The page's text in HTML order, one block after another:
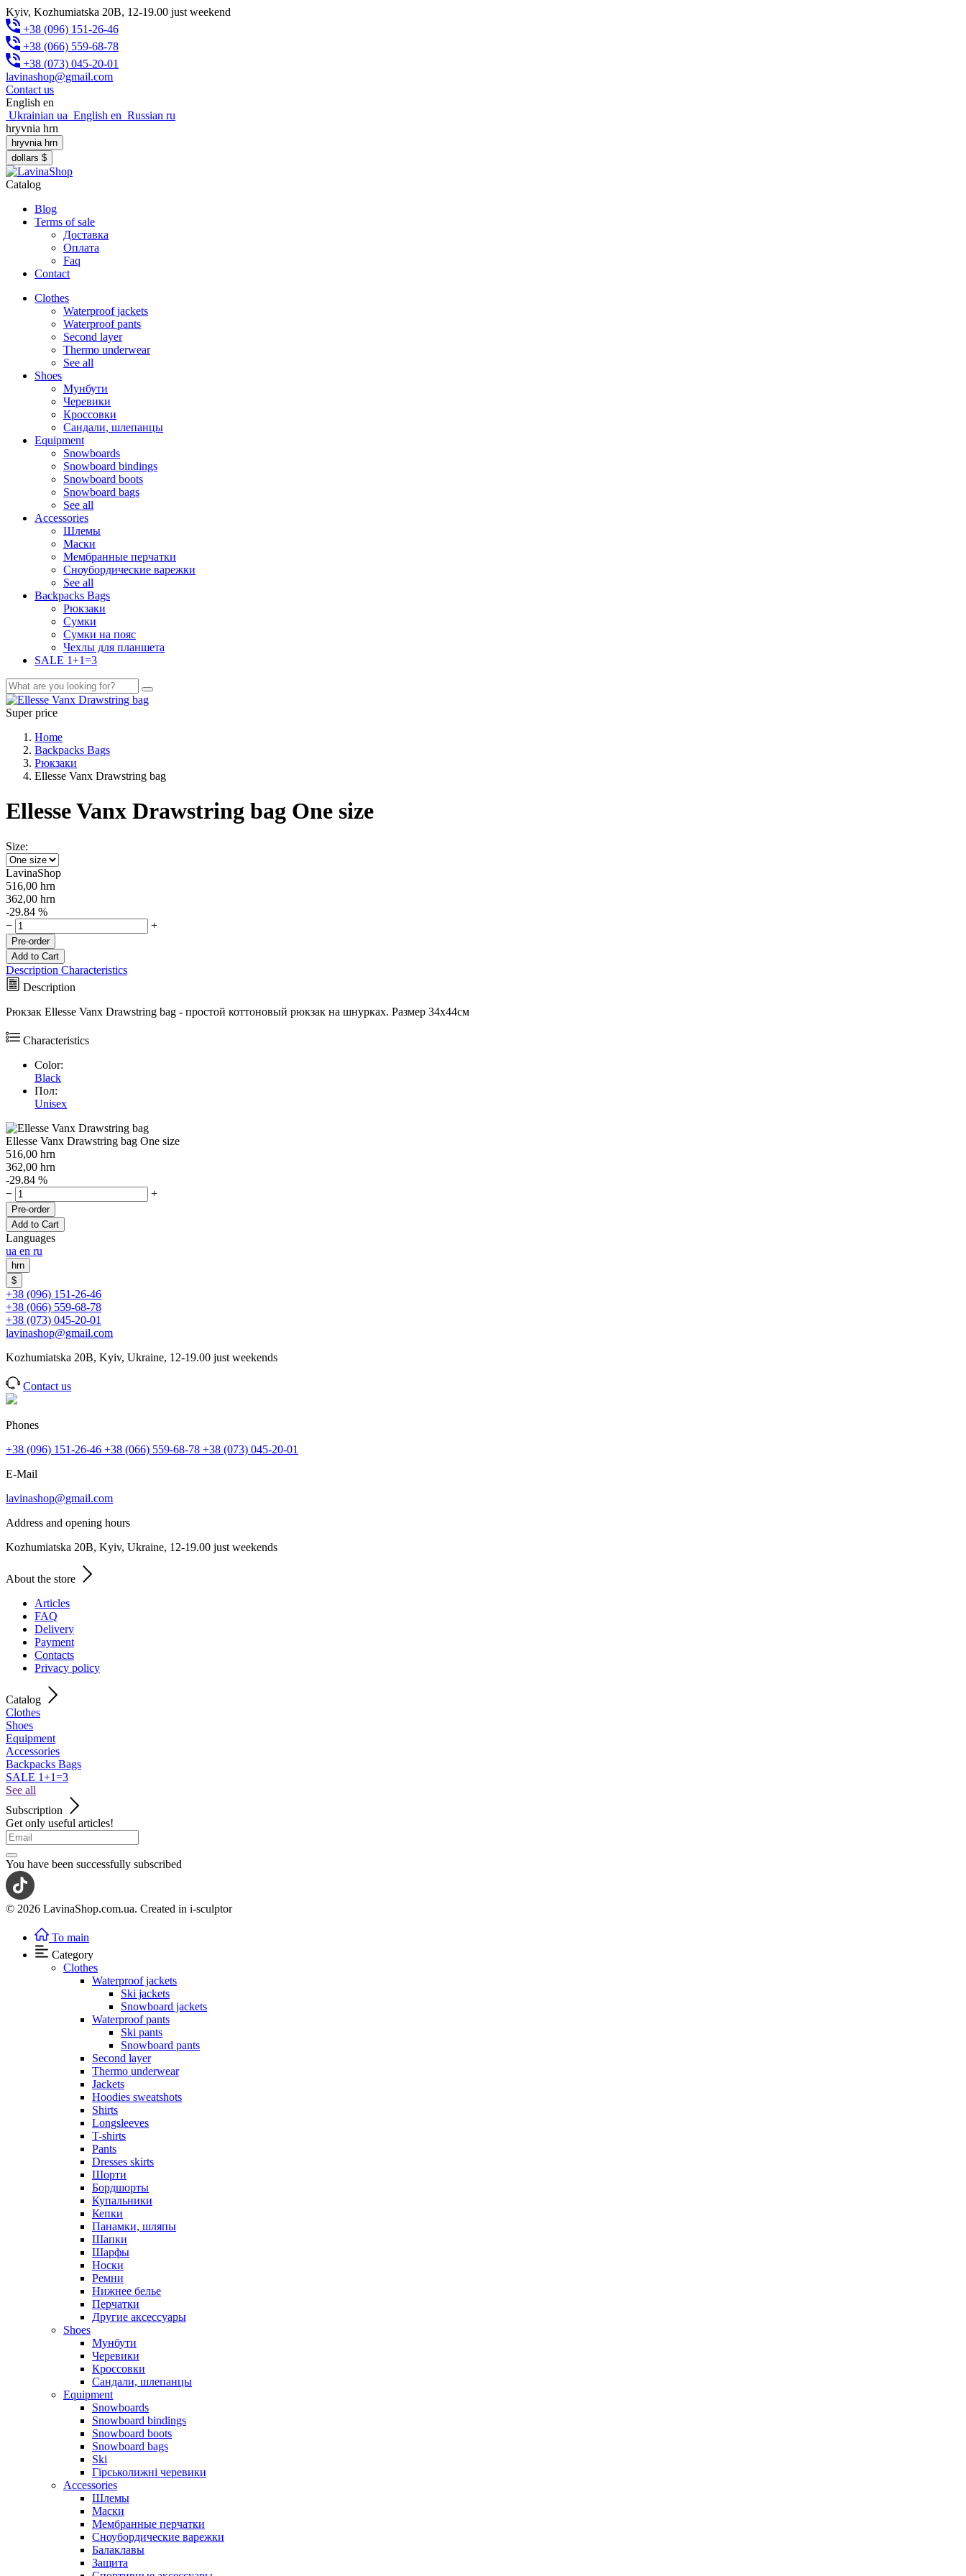
Kyiv, Kozhumiatska 20B, 12-19.00 just weekend
+38 (096) 151-26-46
+38 (066) 559-68-78
+38 (073) 045-20-01
lavinashop@gmail.com
Contact us
English en
Ukrainian ua English en Russian ru
hryvnia hrn
hryvnia hrn
dollars $
Catalog
Blog
Terms of sale
Доставка
Оплата
Faq
Contact
Clothes
Waterproof jackets
Waterproof pants
Second layer
Thermo underwear
See all
Shoes
Мунбути
Черевики
Кроссовки
Сандали, шлепанцы
Equipment
Snowboards
Snowboard bindings
Snowboard boots
Snowboard bags
See all
Accessories
Шлемы
Маски
Мембранные перчатки
Сноубордические варежки
See all
Backpacks Bags
Рюкзаки
Сумки
Сумки на пояс
Чехлы для планшета
SALE 1+1=3
Super price
Home
Backpacks Bags
Рюкзаки
Ellesse Vanx Drawstring bag
Ellesse Vanx Drawstring bag One size
Size:
LavinaShop
516,00 hrn
362,00 hrn
-29.84 %
−
+
Pre-order
Add to Cart
Description Characteristics
Description
Рюкзак Ellesse Vanx Drawstring bag - простой коттоновый рюкзак на шнурках. Размер 34х44см
Characteristics
Color:
Black
Пол:
Unisex
Ellesse Vanx Drawstring bag One size
516,00 hrn
362,00 hrn
-29.84 %
−
+
Pre-order
Add to Cart
Languages
ua en ru
hrn
$
+38 (096) 151-26-46
+38 (066) 559-68-78
+38 (073) 045-20-01
lavinashop@gmail.com
Kozhumiatska 20B, Kyiv, Ukraine, 12-19.00 just weekends
Contact us
Phones
+38 (096) 151-26-46 +38 (066) 559-68-78 +38 (073) 045-20-01
E-Mail
lavinashop@gmail.com
Address and opening hours
Kozhumiatska 20B, Kyiv, Ukraine, 12-19.00 just weekends
About the store
Articles
FAQ
Delivery
Payment
Contacts
Privacy policy
Catalog
Clothes
Shoes
Equipment
Accessories
Backpacks Bags
SALE 1+1=3
See all
Subscription
Get only useful articles!
You have been successfully subscribed
© 2026 LavinaShop.com.ua. Created in i-sculptor
To main
Category
Clothes
Waterproof jackets
Ski jackets
Snowboard jackets
Waterproof pants
Ski pants
Snowboard pants
Second layer
Thermo underwear
Jackets
Hoodies sweatshots
Shirts
Longsleeves
T-shirts
Pants
Dresses skirts
Шорти
Бордшорты
Купальники
Кепки
Панамки, шляпы
Шапки
Шарфы
Носки
Ремни
Нижнее белье
Перчатки
Другие аксессуары
Shoes
Мунбути
Черевики
Кроссовки
Сандали, шлепанцы
Equipment
Snowboards
Snowboard bindings
Snowboard boots
Snowboard bags
Ski
Гірськолижні черевики
Accessories
Шлемы
Маски
Мембранные перчатки
Сноубордические варежки
Балаклавы
Защита